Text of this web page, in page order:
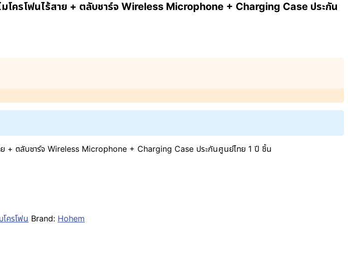
ครโฟนไร้สาย + ตลับชาร์จ Wireless Microphone + Charging Case ประกัน
+ ตลับชาร์จ Wireless Microphone + Charging Case ประกันศูนย์ไทย 1 ปี ชิ้น
โครโฟน Brand: Hohem